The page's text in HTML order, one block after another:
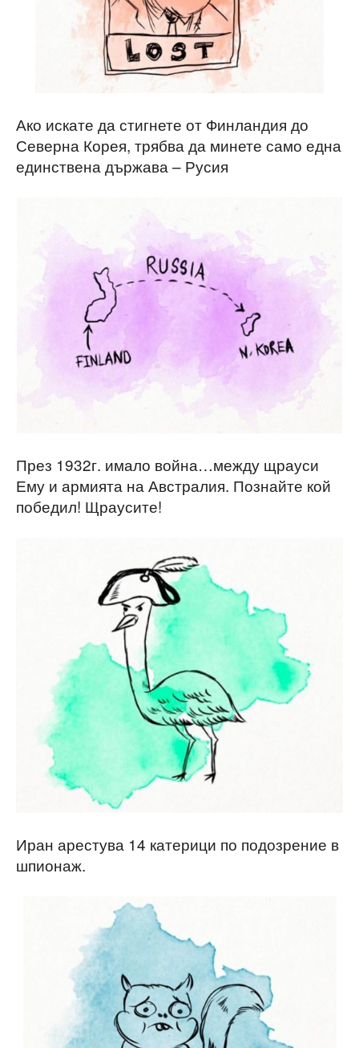
Ако искате да стигнете от Финландия до
Северна Корея, трябва да минете само една
единствена държава – Русия
През 1932г. имало война…между щрауси
Ему и армията на Австралия. Познайте кой
победил! Щраусите!
Иран арестува 14 катерици по подозрение в
шпионаж.